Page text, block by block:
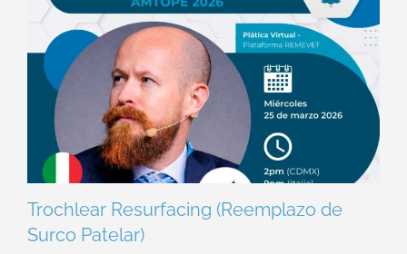
Trochlear Resurfacing (Reemplazo de
Surco Patelar)